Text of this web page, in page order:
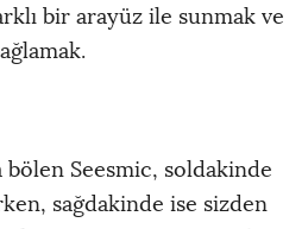
bir arayüz ile sunmak ve
bölen Seesmic, soldakinde
sağdakinde ise sizden